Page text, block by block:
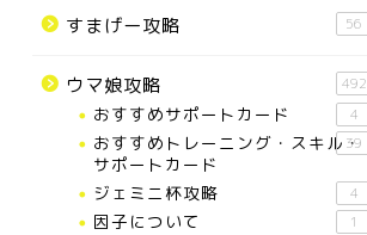
すまげー攻略 56
ウマ娘攻略 492
おすすめサポートカード 4
おすすめトレーニング・スキル・
サポートカード
39
ジェミニ杯攻略 4
因子について 1